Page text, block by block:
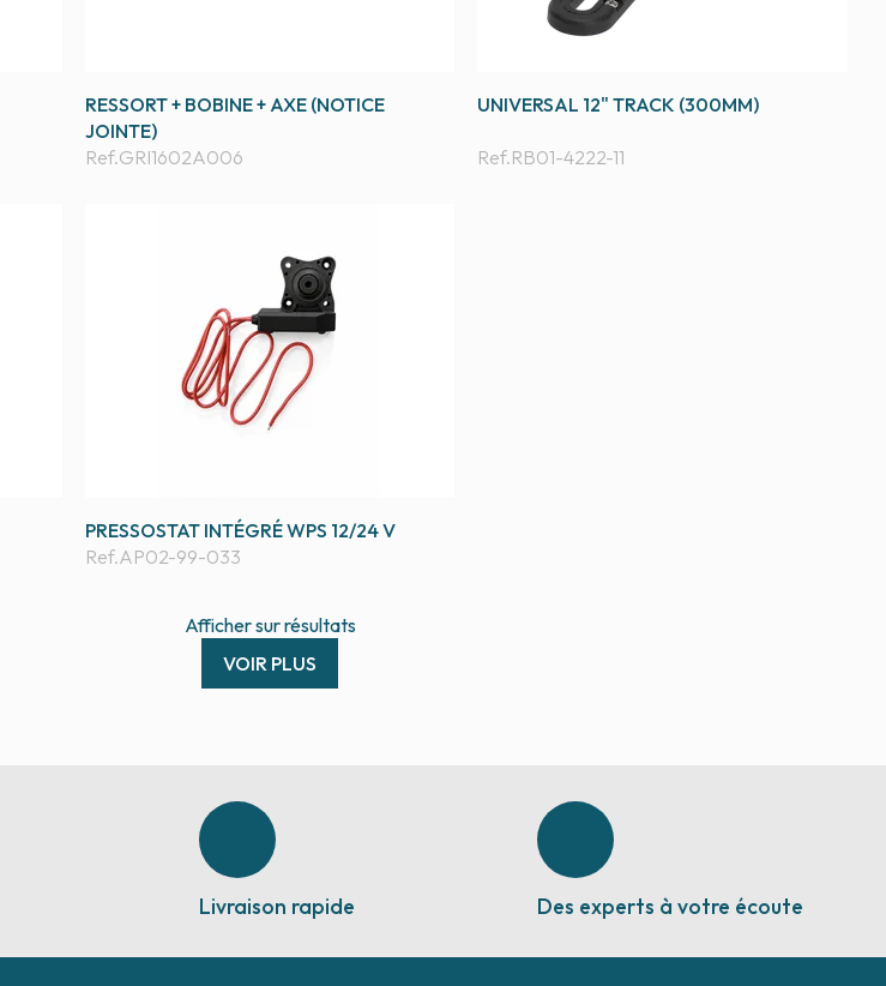
RESSORT + BOBINE + AXE (NOTICE
JOINTE)
Ref.GRI1602A006
UNIVERSAL 12" TRACK (300MM)
Ref.RB01-4222-11
PRESSOSTAT INTÉGRÉ WPS 12/24 V
Ref.AP02-99-033
Affichersurrésultats
VOIR PLUS
Livraison rapide Des experts à votre écoute